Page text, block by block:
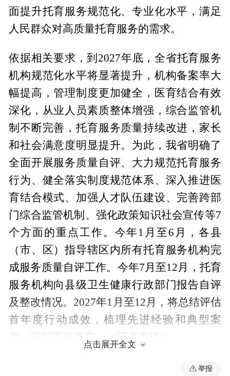
面提升托育服务规范化、专业化水平，满足
人民群众对高质量托育服务的需求。
依据相关要求，到2027年底，全省托育服务
机构规范化水平将显著提升，机构备案率大
幅提高，管理制度更加健全，医育结合有效
深化，从业人员素质整体增强，综合监管机
制不断完善，托育服务质量持续改进，家长
和社会满意度明显提升。为此，我省明确了
全面开展服务质量自评、大力规范托育服务
行为、健全落实制度规范体系、深入推进医
育结合模式、加强人才队伍建设、完善跨部
门综合监管机制、强化政策知识社会宣传等7
个方面的重点工作。今年1月至6月，各县
（市、区）指导辖区内所有托育服务机构完
成服务质量自评工作。今年7月至12月，托育
服务机构向县级卫生健康行政部门报告自评
及整改情况。2027年1月至12月，将总结评估
首年度行动成效，梳理先进经验和典型案
例，进行宣传推广。（记者秦洋）
点击展开全文
举报